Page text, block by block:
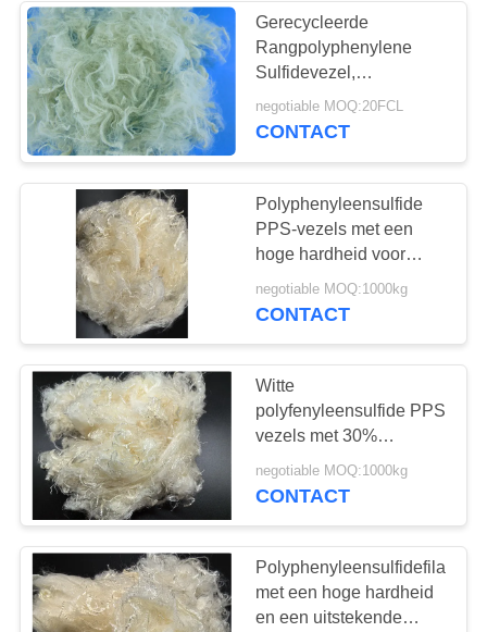
Gerecycleerde
Rangpolyphenylene
Sulfidevezel,
Hittebestendige Vezel
1.2d-1.5d-TWEEDE
negotiable MOQ:20FCL
CONTACT
Polyphenyleensulfide
PPS-vezels met een
hoge hardheid voor
industriële toepassingen
negotiable MOQ:1000kg
CONTACT
Witte
polyfenyleensulfide PPS
vezels met 30%
verlenging en
uitstekende
negotiable MOQ:1000kg
CONTACT
Polyphenyleensulfidefilament
met een hoge hardheid
en een uitstekende